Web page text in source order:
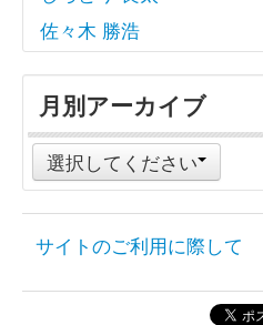
佐々木 勝浩
月別アーカイブ
選択してください
サイトのご利用に際して